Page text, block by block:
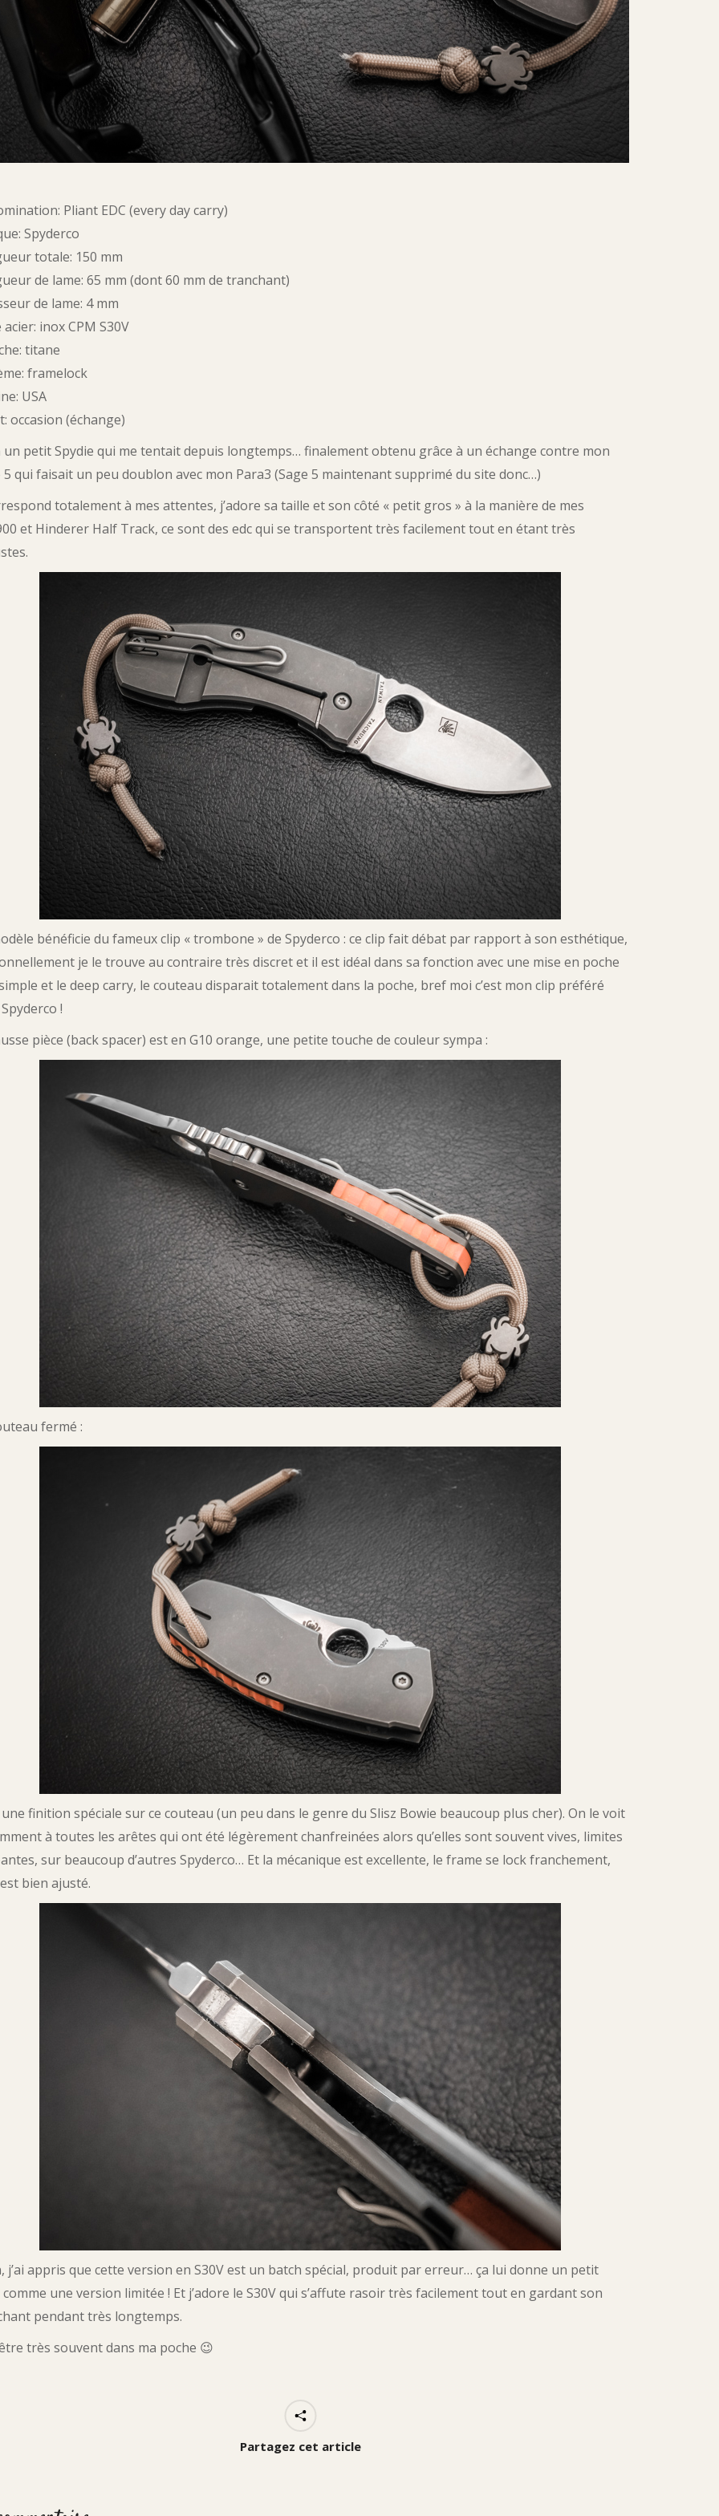
Pliant EDC (every day carry)
Spyderco
totale: 150 mm
de lame: 65 mm (dont 60 mm de tranchant)
de lame: 4 mm
inox CPM S30V
titane
framelock
USA
occasion (échange)
un petit Spydie qui me tentait depuis longtemps… finalement obtenu grâce à un échange contre mon
5 qui faisait un peu doublon avec mon Para3 (Sage 5 maintenant supprimé du site donc…)
totalement à mes attentes, j’adore sa taille et son côté « petit gros » à la manière de mes
et Hinderer Half Track, ce sont des edc qui se transportent très facilement tout en étant très
bénéficie du fameux clip « trombone » de Spyderco : ce clip fait débat par rapport à son esthétique,
je le trouve au contraire très discret et il est idéal dans sa fonction avec une mise en poche
et le deep carry, le couteau disparait totalement dans la poche, bref moi c’est mon clip préféré
!
pièce (back spacer) est en G10 orange, une petite touche de couleur sympa :
fermé :
finition spéciale sur ce couteau (un peu dans le genre du Slisz Bowie beaucoup plus cher). On le voit
à toutes les arêtes qui ont été légèrement chanfreinées alors qu’elles sont souvent vives, limites
sur beaucoup d’autres Spyderco… Et la mécanique est excellente, le frame se lock franchement,
bien ajusté.
j’ai appris que cette version en S30V est un batch spécial, produit par erreur… ça lui donne un petit
une version limitée ! Et j’adore le S30V qui s’affute rasoir très facilement tout en gardant son
pendant très longtemps.
très souvent dans ma poche 😉
Partagez cet article